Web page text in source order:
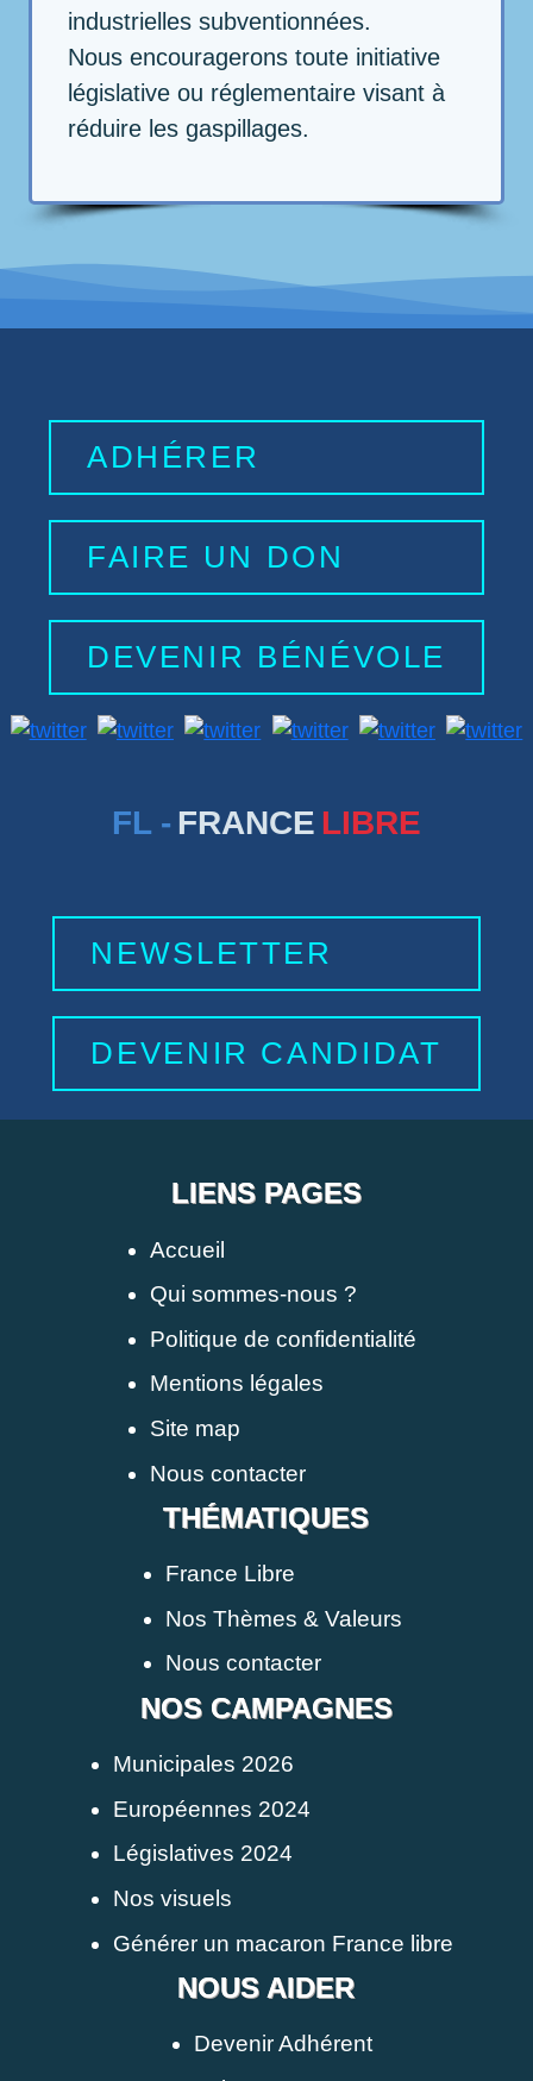
industrielles subventionnées.
Nous encouragerons toute initiative
législative ou réglementaire visant à
réduire les gaspillages.
ADHÉRER
FAIRE UN DON
DEVENIR BÉNÉVOLE
FL - FRANCE LIBRE
NEWSLETTER
DEVENIR CANDIDAT
LIENS PAGES
Accueil
Qui sommes-nous ?
Politique de confidentialité
Mentions légales
Site map
Nous contacter
THÉMATIQUES
France Libre
Nos Thèmes & Valeurs
Nous contacter
NOS CAMPAGNES
Municipales 2026
Européennes 2024
Législatives 2024
Nos visuels
Générer un macaron France libre
NOUS AIDER
Devenir Adhérent